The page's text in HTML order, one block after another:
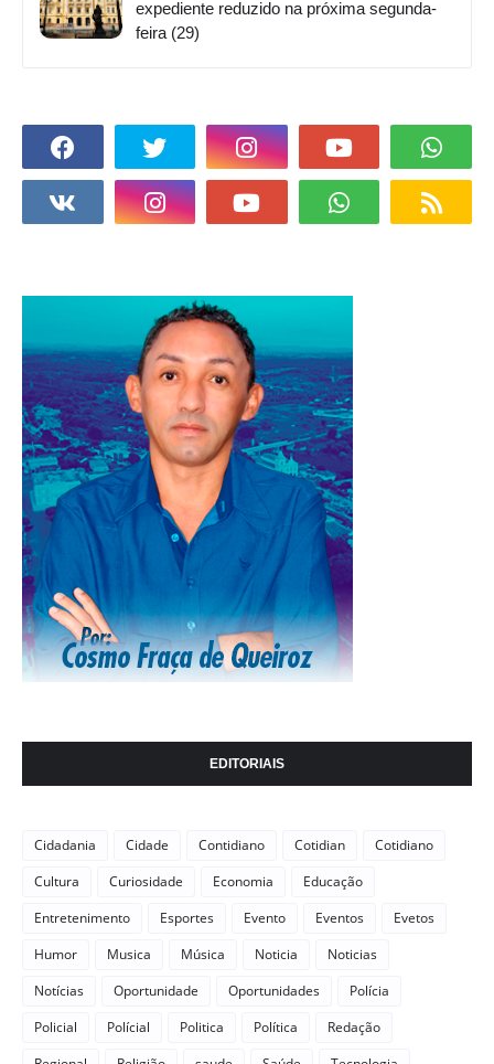
expediente reduzido na próxima segunda-
feira (29)
EDITORIAIS
Cidadania Cidade Contidiano Cotidian
Cotidiano
Cultura
Curiosidade Economia
Educação
Entretenimento
Esportes Evento Eventos
Evetos
Humor
Musica Música Noticia
Noticias
Notícias
Oportunidade Oportunidades
Polícia
Policial
Polícial Politica Política
Redação